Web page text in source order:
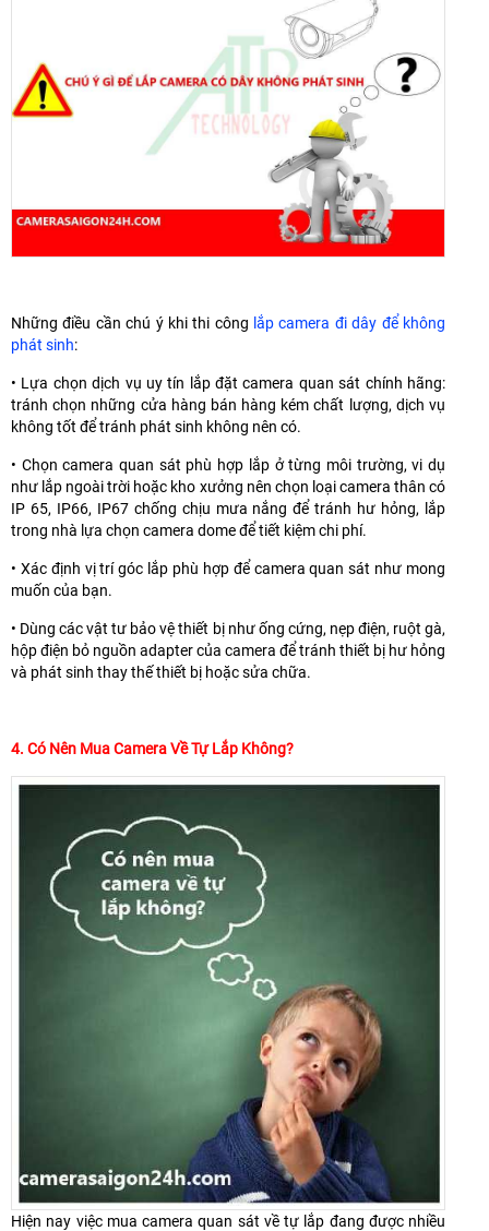
Những điều cần chú ý khi thi công lắp camera đi dây để không
phát sinh:
• Lựa chọn dịch vụ uy tín lắp đặt camera quan sát chính hãng:
tránh chọn những cửa hàng bán hàng kém chất lượng, dịch vụ
không tốt để tránh phát sinh không nên có.
• Chọn camera quan sát phù hợp lắp ở từng môi trường, vi dụ
như lắp ngoài trời hoặc kho xưởng nên chọn loại camera thân có
IP 65, IP66, IP67 chống chịu mưa nắng để tránh hư hỏng, lắp
trong nhà lựa chọn camera dome để tiết kiệm chi phí.
• Xác định vị trí góc lắp phù hợp để camera quan sát như mong
muốn của bạn.
• Dùng các vật tư bảo vệ thiết bị như ống cứng, nẹp điện, ruột gà,
hộp điện bỏ nguồn adapter của camera để tránh thiết bị hư hỏng
và phát sinh thay thế thiết bị hoặc sửa chữa.
4. Có Nên Mua Camera Về Tự Lắp Không?
Hiện nay việc mua camera quan sát về tự lắp đang được nhiều